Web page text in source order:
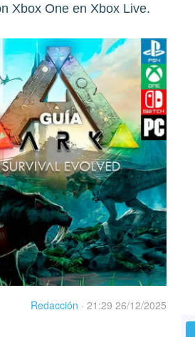
Xbox One en Xbox Live.
Redacción · 21:29 26/12/2025